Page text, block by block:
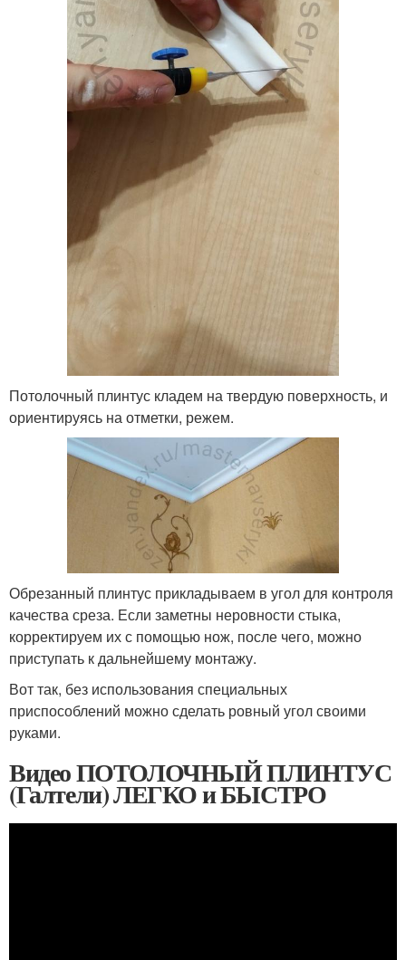
Потолочный плинтус кладем на твердую поверхность, и
ориентируясь на отметки, режем.
Обрезанный плинтус прикладываем в угол для контроля
качества среза. Если заметны неровности стыка,
корректируем их с помощью нож, после чего, можно
приступать к дальнейшему монтажу.
Вот так, без использования специальных
приспособлений можно сделать ровный угол своими
руками.
Видео ПОТОЛОЧНЫЙ ПЛИНТУС
(Галтели) ЛЕГКО и БЫСТРО